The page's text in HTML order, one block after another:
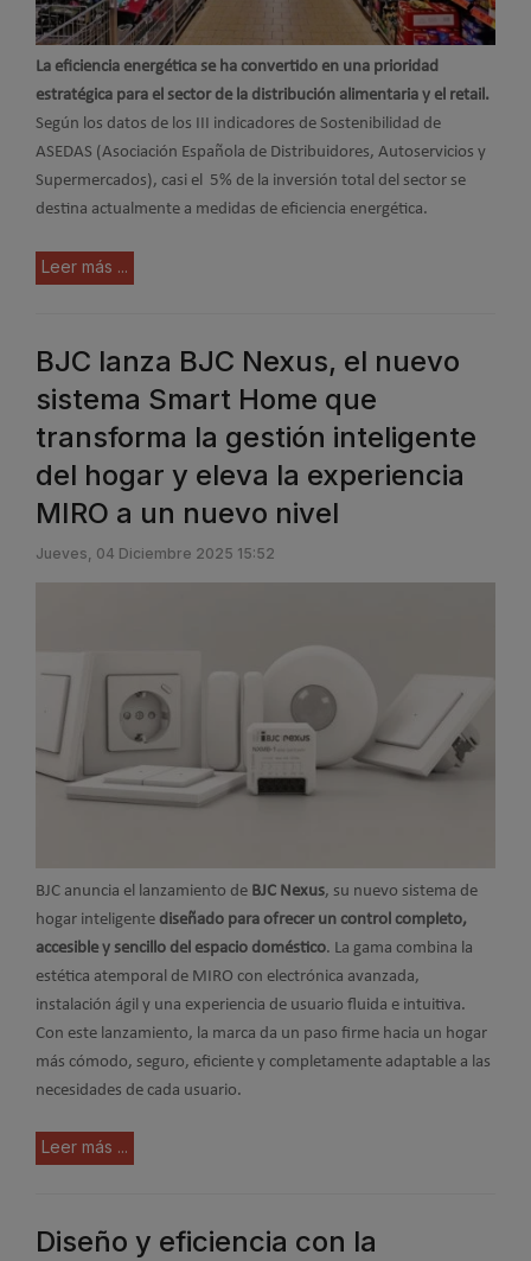
La eficiencia energética se ha convertido en una prioridad
estratégica para el sector de la distribución alimentaria y el retail.
Según los datos de los III indicadores de Sostenibilidad de
ASEDAS (Asociación Española de Distribuidores, Autoservicios y
Supermercados), casi el 5% de la inversión total del sector se
destina actualmente a medidas de eficiencia energética.
Leer más ...
BJC lanza BJC Nexus, el nuevo
sistema Smart Home que
transforma la gestión inteligente
del hogar y eleva la experiencia
MIRO a un nuevo nivel
Jueves, 04 Diciembre 2025 15:52
BJC anuncia el lanzamiento de BJC Nexus, su nuevo sistema de
hogar inteligente diseñado para ofrecer un control completo,
accesible y sencillo del espacio doméstico. La gama combina la
estética atemporal de MIRO con electrónica avanzada,
instalación ágil y una experiencia de usuario fluida e intuitiva.
Con este lanzamiento, la marca da un paso firme hacia un hogar
más cómodo, seguro, eficiente y completamente adaptable a las
necesidades de cada usuario.
Leer más ...
Diseño y eficiencia con la